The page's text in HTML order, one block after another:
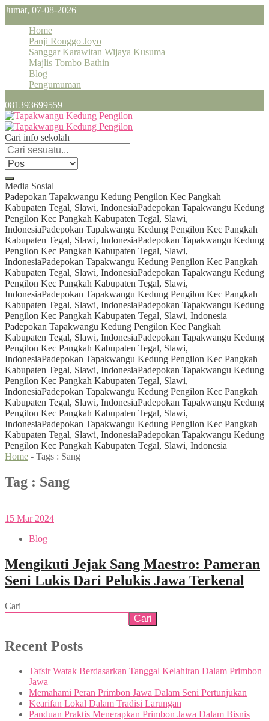
Jumat, 07-08-2026
Home
Panji Ronggo Joyo
Sanggar Karawitan Wijaya Kusuma
Majlis Tombo Bathin
Blog
Pengumuman
081393699559
Cari info sekolah
Media Sosial
Padepokan Tapakwangu Kedung Pengilon Kec Pangkah
Kabupaten Tegal, Slawi, IndonesiaPadepokan Tapakwangu Kedung
Pengilon Kec Pangkah Kabupaten Tegal, Slawi,
IndonesiaPadepokan Tapakwangu Kedung Pengilon Kec Pangkah
Kabupaten Tegal, Slawi, IndonesiaPadepokan Tapakwangu Kedung
Pengilon Kec Pangkah Kabupaten Tegal, Slawi,
IndonesiaPadepokan Tapakwangu Kedung Pengilon Kec Pangkah
Kabupaten Tegal, Slawi, IndonesiaPadepokan Tapakwangu Kedung
Pengilon Kec Pangkah Kabupaten Tegal, Slawi,
IndonesiaPadepokan Tapakwangu Kedung Pengilon Kec Pangkah
Kabupaten Tegal, Slawi, IndonesiaPadepokan Tapakwangu Kedung
Pengilon Kec Pangkah Kabupaten Tegal, Slawi, Indonesia
Padepokan Tapakwangu Kedung Pengilon Kec Pangkah
Kabupaten Tegal, Slawi, IndonesiaPadepokan Tapakwangu Kedung
Pengilon Kec Pangkah Kabupaten Tegal, Slawi,
IndonesiaPadepokan Tapakwangu Kedung Pengilon Kec Pangkah
Kabupaten Tegal, Slawi, IndonesiaPadepokan Tapakwangu Kedung
Pengilon Kec Pangkah Kabupaten Tegal, Slawi,
IndonesiaPadepokan Tapakwangu Kedung Pengilon Kec Pangkah
Kabupaten Tegal, Slawi, IndonesiaPadepokan Tapakwangu Kedung
Pengilon Kec Pangkah Kabupaten Tegal, Slawi,
IndonesiaPadepokan Tapakwangu Kedung Pengilon Kec Pangkah
Kabupaten Tegal, Slawi, IndonesiaPadepokan Tapakwangu Kedung
Pengilon Kec Pangkah Kabupaten Tegal, Slawi, Indonesia
Home - Tags : Sang
Tag : Sang
15 Mar 2024
Blog
Mengikuti Jejak Sang Maestro: Pameran
Seni Lukis Dari Pelukis Jawa Terkenal
Cari
Cari
Recent Posts
Tafsir Watak Berdasarkan Tanggal Kelahiran Dalam Primbon
Jawa
Memahami Peran Primbon Jawa Dalam Seni Pertunjukan
Kearifan Lokal Dalam Tradisi Larungan
Panduan Praktis Menerapkan Primbon Jawa Dalam Bisnis